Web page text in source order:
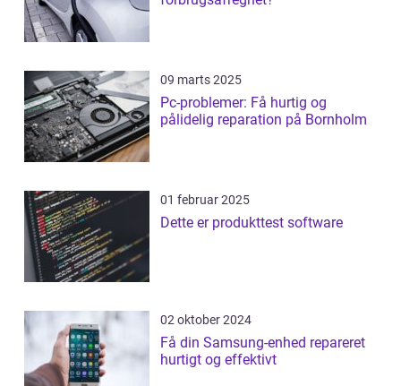
09 marts 2025
Pc-problemer: Få hurtig og
pålidelig reparation på Bornholm
01 februar 2025
Dette er produkttest software
02 oktober 2024
Få din Samsung-enhed repareret
hurtigt og effektivt